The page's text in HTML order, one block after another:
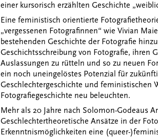
einer kursorisch erzählten Geschichte
Eine feministisch orientierte
„vergessenen Fotografinnen“ wie Vivian
bestehenden Geschichte der Fotografie
Geschichtsschreibung von Fotografie, ihren
Auslassungen zu rütteln und so zu neuen
ein noch uneingelöstes Potenzial für
Geschlechtergeschichte und feministischen
Fotografiegeschichte neu beleuchten.
Mehr als 20 Jahre nach Solomon-Godeaus
Geschlechtertheoretische Ansätze in der
Erkenntnismöglichkeiten eine (queer-